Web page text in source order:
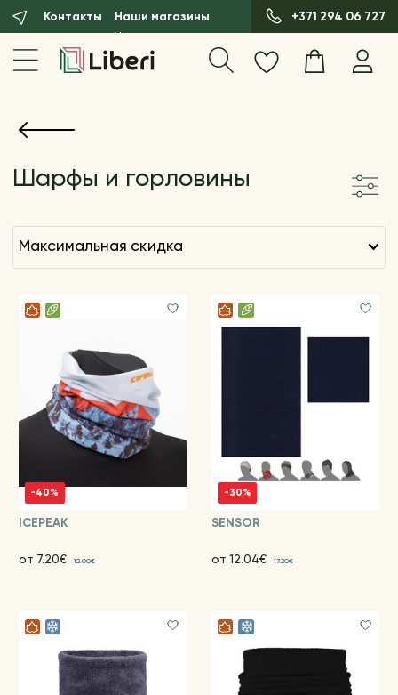
Контакты Наши магазины +371 294 06 727
Шарфы и горловины
максимальная скидка
-40%
ICEPEAK
от 7.20€ 12.00€
-30%
SENSOR
от 12.04€ 17.20€